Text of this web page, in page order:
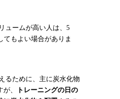
ュームが高い人は、5
てもよい場合がありま
るために、主に炭水化物
、
トレーニングの日の